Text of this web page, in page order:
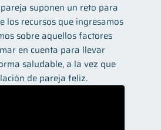
suponen un reto para
los recursos que ingresamos
sobre aquellos factores
en cuenta para llevar
saludable, a la vez que
de pareja feliz.